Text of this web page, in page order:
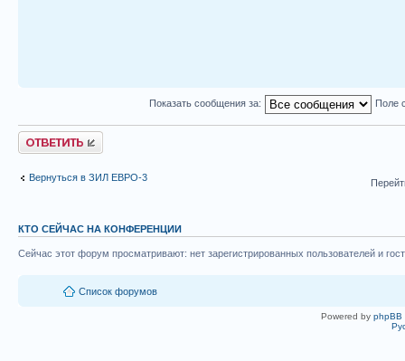
Показать сообщения за: Поле
Ответить
Вернуться в ЗИЛ ЕВРО-3
КТО СЕЙЧАС НА КОНФЕРЕНЦИИ
Сейчас этот форум просматривают: нет зарегистрированных пользователей и
Список форумов
Powered by phpBB